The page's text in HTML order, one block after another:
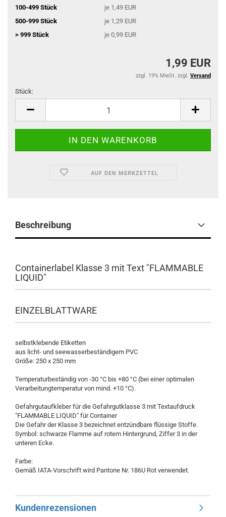
100-499 Stück
je 1,49 EUR
500-999 Stück
je 1,29 EUR
> 999 Stück
je 0,99 EUR
1,99 EUR
zzgl. 19% MwSt. zzgl. Versand
Stück:
AUF DEN MERKZETTEL
Beschreibung
Containerlabel Klasse 3 mit Text "FLAMMABLE
LIQUID"
EINZELBLATTWARE
selbstklebende Etiketten
aus licht- und seewasserbeständigem PVC
Größe: 250 x 250 mm
Temperaturbeständig von -30 °C bis +80 °C (bei einer optimalen
Verarbeitungtemperatur von mind. +10 °C).
Gefahrgutaufkleber für die Gefahrgutklasse 3 mit Textaufdruck
"FLAMMABLE LIQUID" für Container
Die Gefahr der Klasse 3 bezeichnet entzündbare flüssige Stoffe.
Symbol: schwarze Flamme auf rotem Hintergrund, Ziffer 3 in der
unteren Ecke.
Farbe:
Gemäß IATA-Vorschrift wird Pantone Nr. 186U Rot verwendet.
Kundenrezensionen